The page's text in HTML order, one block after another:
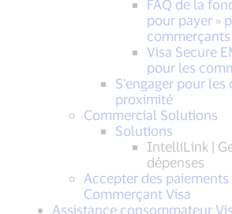
FAQ de la
pour payer »
commerçants
Visa Secure
pour les
S'engager pour les
proximité
Commercial Solutions
Solutions
IntelliLink |
dépenses
Accepter des paiements
Commerçant Visa
Assistance consommateur